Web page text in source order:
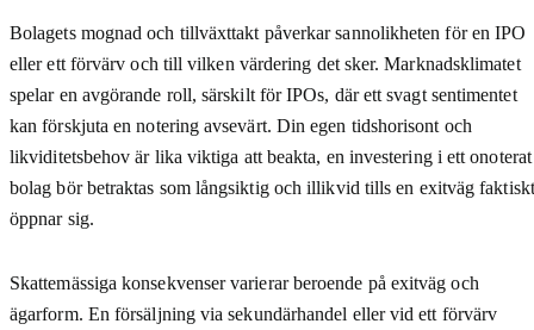
Bolagets mognad och tillväxttakt påverkar sannolikheten för en IPO
eller ett förvärv och till vilken värdering det sker. Marknadsklimatet
spelar en avgörande roll, särskilt för IPOs, där ett svagt sentimentet
kan förskjuta en notering avsevärt. Din egen tidshorisont och
likviditetsbehov är lika viktiga att beakta, en investering i ett onoterat
bolag bör betraktas som långsiktig och illikvid tills en exitväg faktiskt
öppnar sig.
Skattemässiga konsekvenser varierar beroende på exitväg och
ägarform. En försäljning via sekundärhandel eller vid ett förvärv